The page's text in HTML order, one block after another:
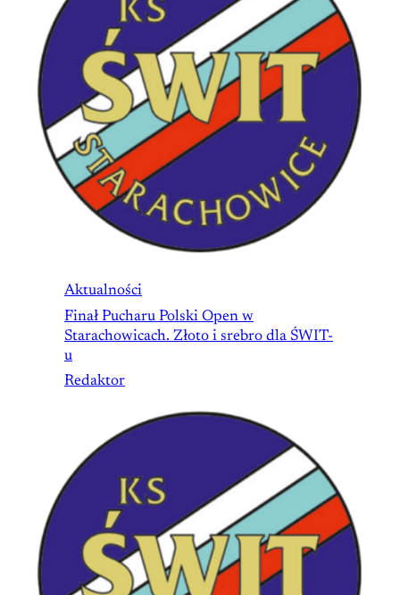
Aktualności
Finał Pucharu Polski Open w
Starachowicach. Złoto i srebro dla ŚWIT-
u
Redaktor